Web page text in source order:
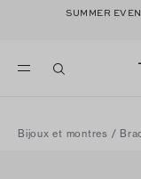
SUMMER
Bijoux et montres /